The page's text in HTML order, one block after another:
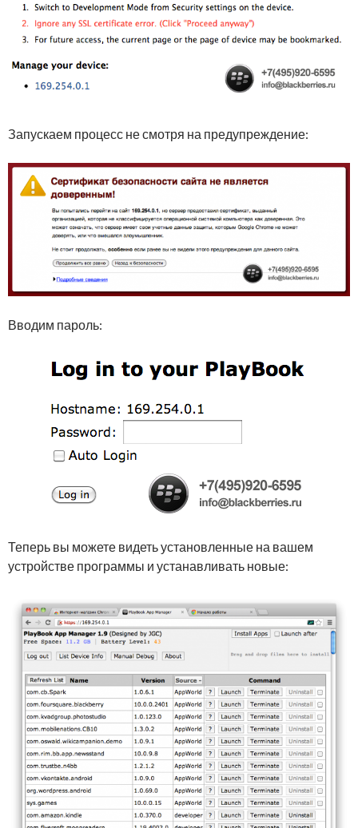
Запускаем процесс не смотря на предупреждение:
Вводим пароль:
Теперь вы можете видеть установленные на вашем
устройстве программы и устанавливать новые: